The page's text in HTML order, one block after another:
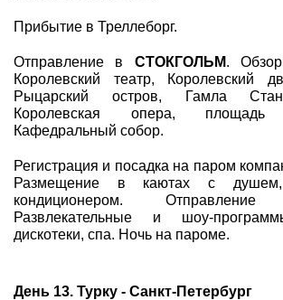
Прибытие в Треллеборг.
Отправление в СТОКГОЛЬМ.
Королевский театр, Королевский
Рыцарский остров, Гамла
Королевская опера, площадь
Кафедральный собор.
Регистрация и посадка на паром
Размещение в каютах с
кондиционером.
Развлекательные и шоу-
дискотеки, спа. Ночь на пароме.
День 13. Турку - Санкт-Петербург